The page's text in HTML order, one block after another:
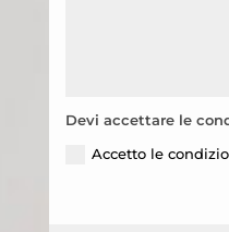
Devi accettare le
Accetto le